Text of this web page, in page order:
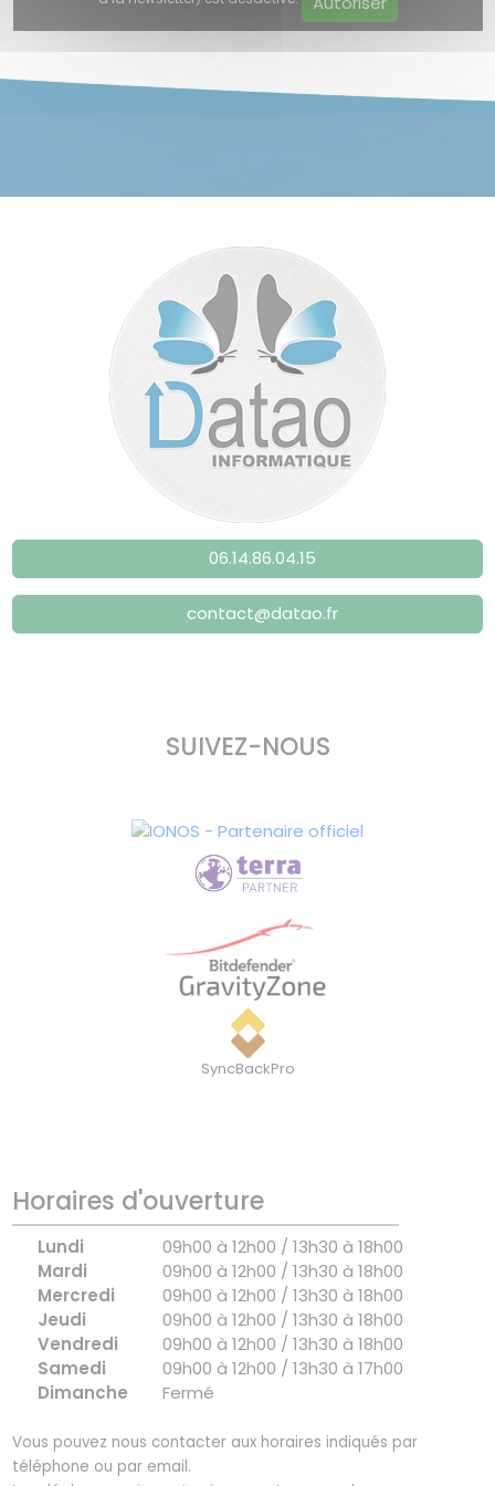
06.14.86.04.15
contact@datao.fr
SUIVEZ-NOUS
SyncBackPro
Horaires d'ouverture
Lundi
09h00 à 12h00 / 13h30 à 18h00
Mardi
09h00 à 12h00 / 13h30 à 18h00
Mercredi
09h00 à 12h00 / 13h30 à 18h00
Jeudi
09h00 à 12h00 / 13h30 à 18h00
Vendredi
09h00 à 12h00 / 13h30 à 18h00
Samedi
09h00 à 12h00 / 13h30 à 17h00
Dimanche
Fermé
Vous pouvez nous contacter aux horaires indiqués par
téléphone ou par email.